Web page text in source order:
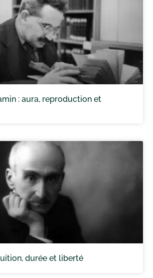
: aura, reproduction et
durée et liberté